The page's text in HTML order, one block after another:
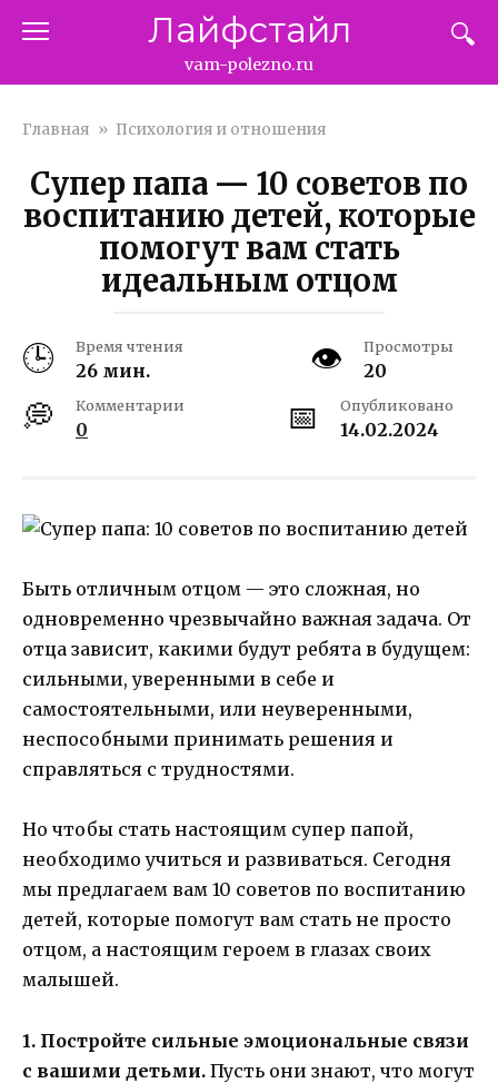
Лайфстайл
vam-polezno.ru
Главная » Психология и отношения
Супер папа — 10 советов по
воспитанию детей, которые
помогут вам стать
идеальным отцом
Время чтения
26 мин.
Просмотры
20
Комментарии
0
Опубликовано
14.02.2024
Быть отличным отцом — это сложная, но
одновременно чрезвычайно важная задача. От
отца зависит, какими будут ребята в будущем:
сильными, уверенными в себе и
самостоятельными, или неуверенными,
неспособными принимать решения и
справляться с трудностями.
Но чтобы стать настоящим супер папой,
необходимо учиться и развиваться. Сегодня
мы предлагаем вам 10 советов по воспитанию
детей, которые помогут вам стать не просто
отцом, а настоящим героем в глазах своих
малышей.
1. Постройте сильные эмоциональные связи
с вашими детьми. Пусть они знают, что могут